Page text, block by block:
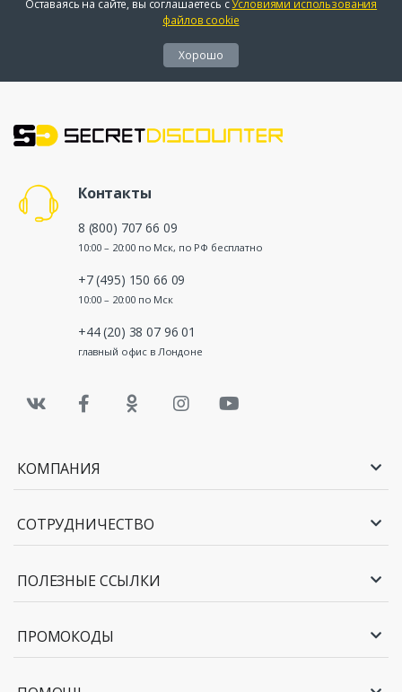
Оставаясь на сайте, вы соглашаетесь сУсловиями использования
файлов cookie
Хорошо
Контакты
8 (800) 707 66 09
10:00 – 20:00 по Мск, по РФ бесплатно
+7 (495) 150 66 09
10:00 – 20:00 по Мск
+44 (20) 38 07 96 01
главный офис в Лондоне
КОМПАНИЯ
СОТРУДНИЧЕСТВО
ПОЛЕЗНЫЕ ССЫЛКИ
ПРОМОКОДЫ